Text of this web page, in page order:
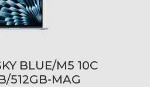
BLUE/M5 10C
512GB-MAG